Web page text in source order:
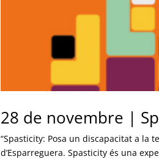
28 de novembre |
“Spasticity: Posa un discapacitat a la
d’Esparreguera. Spasticity és una